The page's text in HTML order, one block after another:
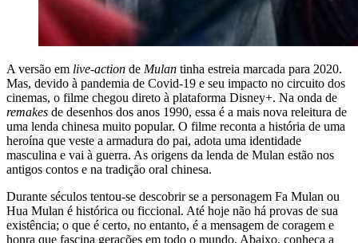
A versão em live-action de Mulan tinha estreia marcada para 2020.
Mas, devido à pandemia de Covid-19 e seu impacto no circuito dos
cinemas, o filme chegou direto à plataforma Disney+. Na onda de
remakes de desenhos dos anos 1990, essa é a mais nova releitura de
uma lenda chinesa muito popular. O filme reconta a história de uma
heroína que veste a armadura do pai, adota uma identidade
masculina e vai à guerra. As origens da lenda de Mulan estão nos
antigos contos e na tradição oral chinesa.
Durante séculos tentou-se descobrir se a personagem Fa Mulan ou
Hua Mulan é histórica ou ficcional. Até hoje não há provas de sua
existência; o que é certo, no entanto, é a mensagem de coragem e
honra que fascina gerações em todo o mundo. Abaixo, conheça a